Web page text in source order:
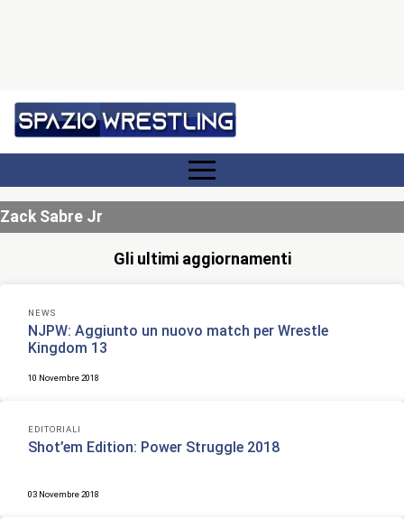
Zack Sabre Jr
Gli ultimi aggiornamenti
NEWS
NJPW: Aggiunto un nuovo match per Wrestle
Kingdom 13
10 Novembre 2018
EDITORIALI
Shot’em Edition: Power Struggle 2018
03 Novembre 2018